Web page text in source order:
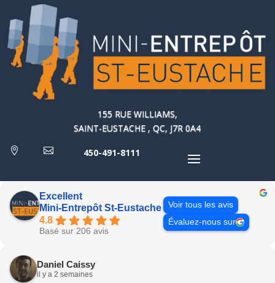
155 RUE WILLIAMS,
SAINT-EUSTACHE , QC, J7R 0A4
  450-491-8111
Excellent
Mini-Entrepôt St-Eustache
4.8
Basé sur 206 avis
Voir tous les avis
Évaluez-nous sur
Daniel Caissy
il y a 2 semaines